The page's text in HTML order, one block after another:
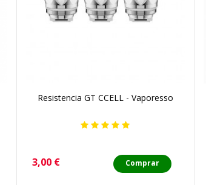
Resistencia GT CCELL - Vaporesso
Precio
3,00 € Comprar